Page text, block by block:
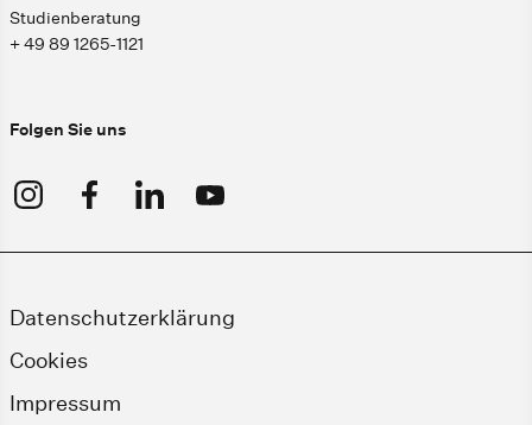
Studienberatung
+ 49 89 1265-1121
Folgen Sie uns
Datenschutzerklärung
Cookies
Impressum